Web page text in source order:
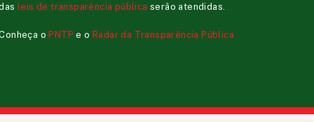
leis de transparência pública serão atendidas.
o PNTP e o Radar da Transparência Pública